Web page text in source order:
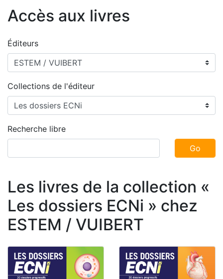
Accès aux livres
Éditeurs
Collections de l'éditeur
Recherche libre
Go
Les livres de la collection «
Les dossiers ECNi » chez
ESTEM / VUIBERT